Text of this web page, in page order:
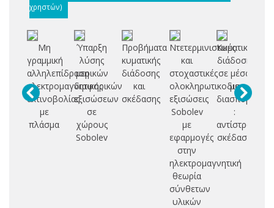
χρηστών)
Μη
γραμμική
αλληλεπίδραση
ηλεκτρομαγνητικής
ακτινοβολίας
με
πλάσμα
Ύπαρξη
λύσης
μερικών
διαφορικών
εξισώσεων
σε
χώρους
Sobolev
Προβήματα
κυματικής
διάδοσης
και
σκέδασης
Ντετερμινιστικές
και
στοχαστικές
ολοκληρωτικοδιαφορικές
εξισώσεις
Sobolev
με
εφαρμογές
στην
ηλεκτρομαγνητική
θεωρία
σύνθετων
υλικών
Κυματική
διάδοση
σε μέσα
με
διασπορά
:
αντίστροφη
σκέδαση